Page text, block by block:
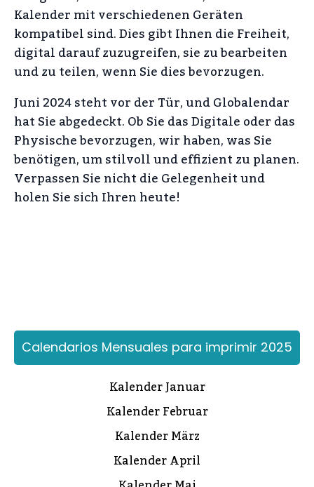
Kalender mit verschiedenen Geräten
kompatibel sind. Dies gibt Ihnen die Freiheit,
digital darauf zuzugreifen, sie zu bearbeiten
und zu teilen, wenn Sie dies bevorzugen.
Juni 2024 steht vor der Tür, und Globalendar
hat Sie abgedeckt. Ob Sie das Digitale oder das
Physische bevorzugen, wir haben, was Sie
benötigen, um stilvoll und effizient zu planen.
Verpassen Sie nicht die Gelegenheit und
holen Sie sich Ihren heute!
Calendarios Mensuales para imprimir 2025
Kalender Januar
Kalender Februar
Kalender März
Kalender April